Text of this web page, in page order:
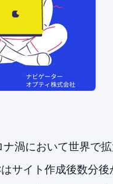
渦において世界で
サイト作成後数分後